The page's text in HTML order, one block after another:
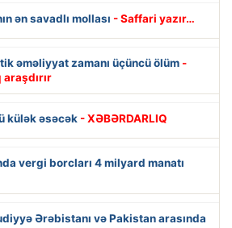
ən savadlı mollası - Saffari yazır…
əməliyyat zamanı üçüncü ölüm -
külək əsəcək - XƏBƏRDARLIQ
vergi borcları 4 milyard manatı
Ərəbistanı və Pakistan arasında